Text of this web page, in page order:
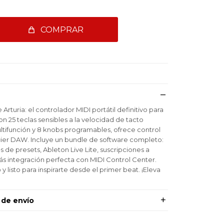
COMPRAR
Arturia: el controlador MIDI portátil definitivo para
25 teclas sensibles a la velocidad de tacto
y 8 knobs programables, ofrece control
DAW. Incluye un bundle de software completo:
de presets, Ableton Live Lite, suscripciones a
integración perfecta con MIDI Control Center.
listo para inspirarte desde el primer beat. ¡Eleva
envío